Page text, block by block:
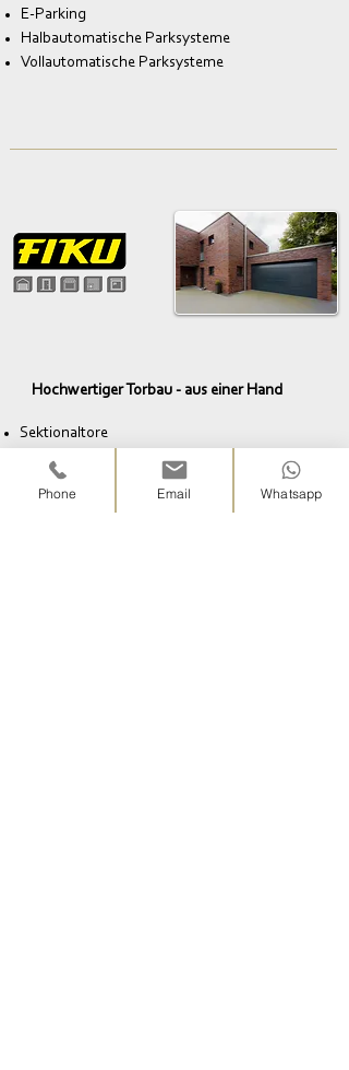
E-Parking
Halbautomatische Parksysteme
Vollautomatische Parksysteme
Hochwertiger Torbau - aus einer Hand
Sektionaltore
Tiefgaragentore
Rolltore
Phone Email Whatsapp